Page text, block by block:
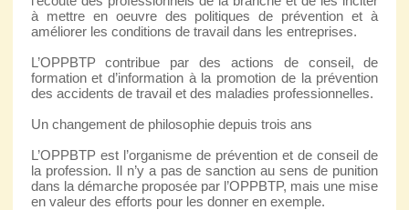
à mettre en oeuvre des politiques de prévention et à
améliorer les conditions de travail dans les entreprises.
L’OPPBTP contribue par des actions de conseil, de
formation et d’information à la promotion de la prévention
des accidents de travail et des maladies professionnelles.
Un changement de philosophie depuis trois ans
L’OPPBTP est l’organisme de prévention et de conseil de
la profession. Il n’y a pas de sanction au sens de punition
dans la démarche proposée par l’OPPBTP, mais une mise
en valeur des efforts pour les donner en exemple.